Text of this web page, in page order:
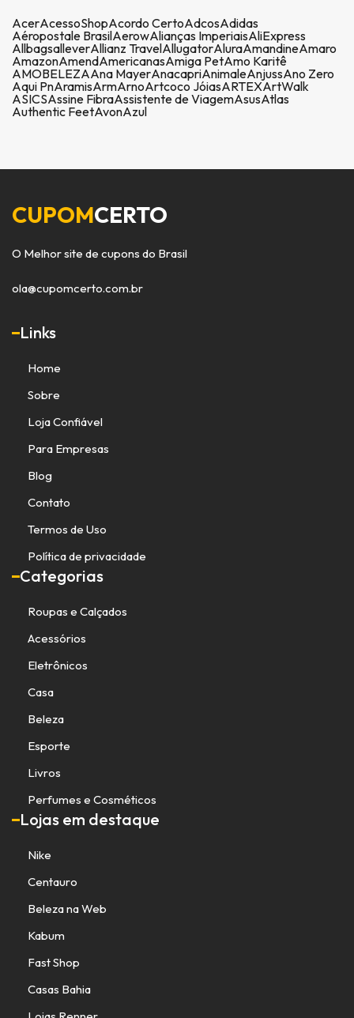
AcerAcessoShopAcordo CertoAdcosAdidas
Aéropostale BrasilAerowAlianças ImperiaisAliExpress
AllbagsalleverAllianz TravelAllugatorAluraAmandineAmaro
AmazonAmendAmericanasAmiga PetAmo Karitê
AMOBELEZAAna MayerAnacapriAnimaleAnjussAno Zero
Aqui PnAramisArmArnoArtcoco JóiasARTEXArtWalk
ASICSAssine FibraAssistente de ViagemAsusAtlas
Authentic FeetAvonAzul
CUPOMCERTO
O Melhor site de cupons do Brasil
ola@cupomcerto.com.br
Links
Home
Sobre
Loja Confiável
Para Empresas
Blog
Contato
Termos de Uso
Política de privacidade
Categorias
Roupas e Calçados
Acessórios
Eletrônicos
Casa
Beleza
Esporte
Livros
Perfumes e Cosméticos
Lojas em destaque
Nike
Centauro
Beleza na Web
Kabum
Fast Shop
Casas Bahia